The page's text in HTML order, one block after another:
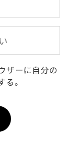
ザーに自分の
。